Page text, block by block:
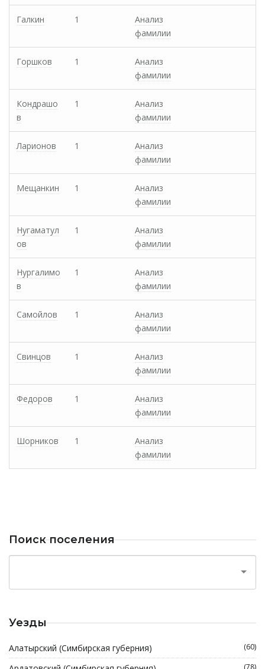
Галкин 1
Анализ
фамилии
Горшков 1
Анализ
фамилии
Кондрашо
в
1
Анализ
фамилии
Ларионов 1
Анализ
фамилии
Мещанкин 1
Анализ
фамилии
Нугаматул
ов
1
Анализ
фамилии
Нургалимо
в
1
Анализ
фамилии
Самойлов 1
Анализ
фамилии
Свинцов 1
Анализ
фамилии
Федоров 1
Анализ
фамилии
Шорников 1
Анализ
фамилии
Поиск поселения
Уезды
Алатырский (Симбирская губерния) (60)
(78)